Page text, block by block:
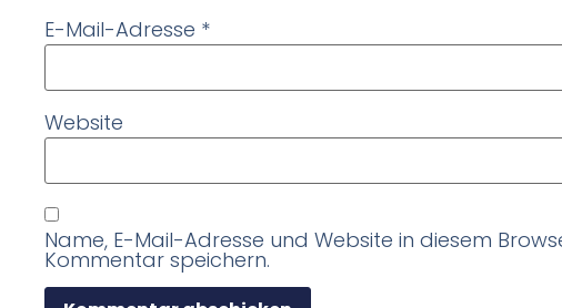
E-Mail-Adresse *
Website
Name, E-Mail-Adresse und Website in diesem
Kommentar speichern.